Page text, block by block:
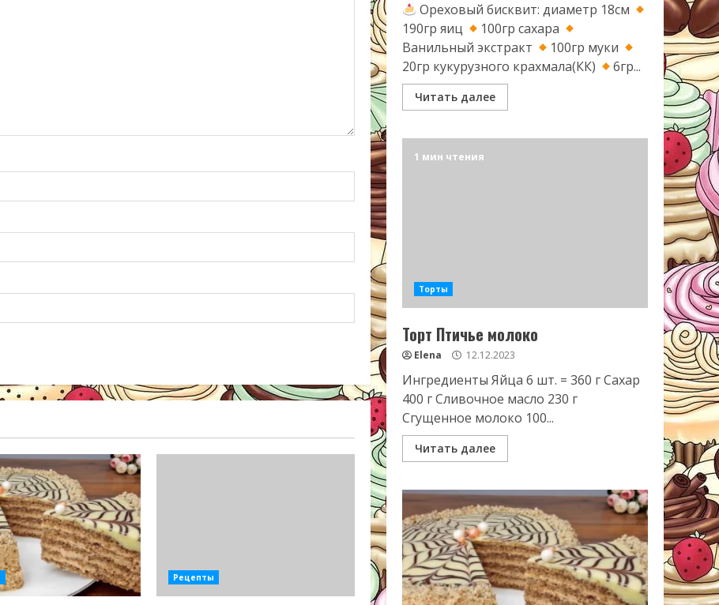
Рецепты
Ореховый бисквит: диаметр 18см
190гр яиц
100гр сахара
Ванильный экстракт
100гр муки
20гр кукурузного крахмала(КК)
6гр...
Читать далее
1 мин чтения
Торты
Торт Птичье молоко
Elena 12.12.2023
Ингредиенты Яйца 6 шт. = 360 г Сахар
400 г Сливочное масло 230 г
Сгущенное молоко 100...
Читать далее